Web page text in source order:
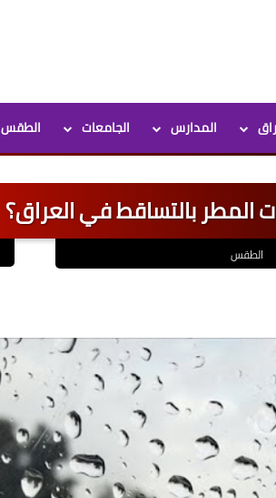
المدارس الجامعات الطقس
المطر بالتساقط في العراق؟
الطقس